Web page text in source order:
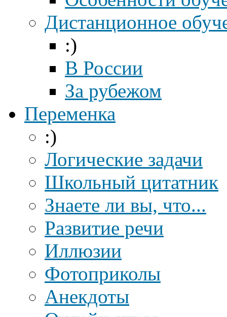
Дистанционное
:)
В России
За рубежом
Переменка
:)
Логические задачи
Школьный цитатник
Знаете ли вы, что...
Развитие речи
Иллюзии
Фотоприколы
Анекдоты